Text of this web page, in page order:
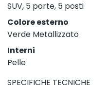
SUV, 5 porte, 5 posti
Colore esterno
Verde Metallizzato
Interni
Pelle
SPECIFICHE TECNICHE